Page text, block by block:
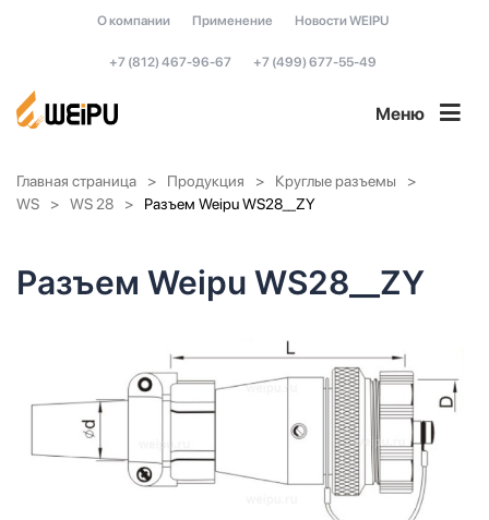
О компании Применение Новости WEIPU
+7 (812) 467-96-67 +7 (499) 677-55-49
Меню
Главная страница Продукция
Круглые разъемы
WS
WS 28 Разъем Weipu WS28__ZY
Разъем Weipu WS28__ZY